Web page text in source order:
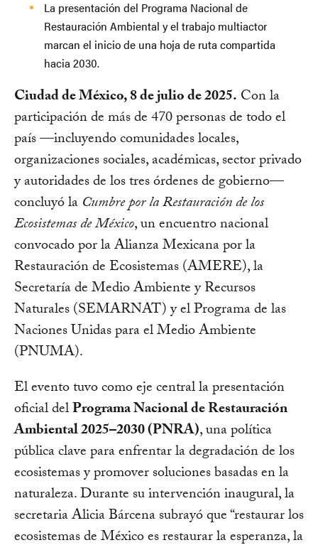
La presentación del Programa Nacional de
Restauración Ambiental y el trabajo multiactor
marcan el inicio de una hoja de ruta compartida
hacia 2030.
Ciudad de México, 8 de julio de 2025. Con la
participación de más de 470 personas de todo el
país —incluyendo comunidades locales,
organizaciones sociales, académicas, sector privado
y autoridades de los tres órdenes de gobierno—
concluyó la Cumbre por la Restauración de los
Ecosistemas de México, un encuentro nacional
convocado por la Alianza Mexicana por la
Restauración de Ecosistemas (AMERE), la
Secretaría de Medio Ambiente y Recursos
Naturales (SEMARNAT) y el Programa de las
Naciones Unidas para el Medio Ambiente
(PNUMA).
El evento tuvo como eje central la presentación
oficial delPrograma Nacional de Restauración
Ambiental 2025–2030 (PNRA), una política
pública clave para enfrentar la degradación de los
ecosistemas y promover soluciones basadas en la
naturaleza. Durante su intervención inaugural, la
secretaria Alicia Bárcena subrayó que “restaurar los
ecosistemas de México es restaurar la esperanza, la